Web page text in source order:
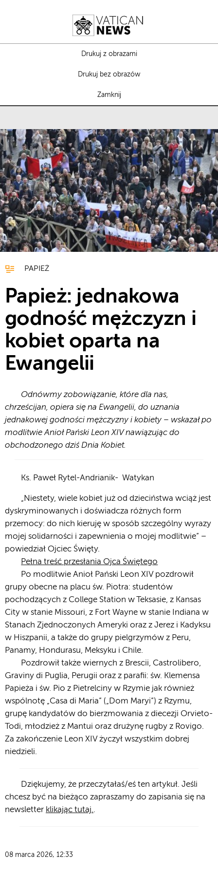
Drukuj z obrazami
Drukuj bez obrazów
Zamknij
PAPIEŻ
Papież: jednakowa
godność mężczyzn i
kobiet oparta na
Ewangelii
Odnówmy zobowiązanie, które dla nas,
chrześcijan, opiera się na Ewangelii, do uznania
jednakowej godności mężczyzny i kobiety – wskazał po
modlitwie Anioł Pański Leon XIV nawiązując do
obchodzonego dziś Dnia Kobiet.
Ks. Paweł Rytel-Andrianik- Watykan
„Niestety, wiele kobiet już od dzieciństwa wciąż jest
dyskryminowanych i doświadcza różnych form
przemocy: do nich kieruję w sposób szczególny wyrazy
mojej solidarności i zapewnienia o mojej modlitwie” –
powiedział Ojciec Święty.
Pełna treść przesłania Ojca Świętego
Po modlitwie Anioł Pański Leon XIV pozdrowił
grupy obecne na placu św. Piotra: studentów
pochodzących z College Station w Teksasie, z Kansas
City w stanie Missouri, z Fort Wayne w stanie Indiana w
Stanach Zjednoczonych Ameryki oraz z Jerez i Kadyksu
w Hiszpanii, a także do grupy pielgrzymów z Peru,
Panamy, Hondurasu, Meksyku i Chile.
Pozdrowił także wiernych z Brescii, Castrolibero,
Graviny di Puglia, Perugii oraz z parafii: św. Klemensa
Papieża i św. Pio z Pietrelciny w Rzymie jak również
wspólnotę „Casa di Maria” („Dom Maryi”) z Rzymu,
grupę kandydatów do bierzmowania z diecezji Orvieto-
Todi, młodzież z Mantui oraz drużynę rugby z Rovigo.
Za zakończenie Leon XIV życzył wszystkim dobrej
niedzieli.
Dziękujemy, że przeczytałaś/eś ten artykuł. Jeśli
chcesz być na bieżąco zapraszamy do zapisania się na
newsletter klikając tutaj..
08 marca 2026, 12:33